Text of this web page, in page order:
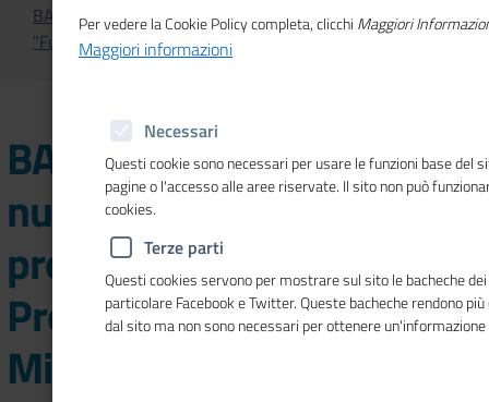
BARI - Presentazione del nuova edizione del progetto
"Futurae - Programma Imprese Migranti"
BARI - Presentazione del
nuova edizione del
progetto "Futurae -
Programma Imprese
Migranti"
Per vedere la Cookie Policy completa, clicchi Maggiori
Maggiori informazioni
Necessari
Questi cookie sono necessari per usare le funzioni base del
pagine o l'accesso alle aree riservate. Il sito non può
cookies.
Terze parti
Questi cookies servono per mostrare sul sito le bacheche
particolare Facebook e Twitter. Queste bacheche rendono
dal sito ma non sono necessari per ottenere